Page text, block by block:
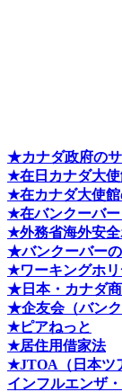
★カナダ政府のサ
★在日カナダ大使
★在カナダ大使館
★在バンクーバー
★外務省海外安
★バンクーバー
★ワーキングホ
★日本・カナダ
★企友会（バンク
★ピアねっと
★居住用借家法
★JTOA（日本ツ
インフルエンザ